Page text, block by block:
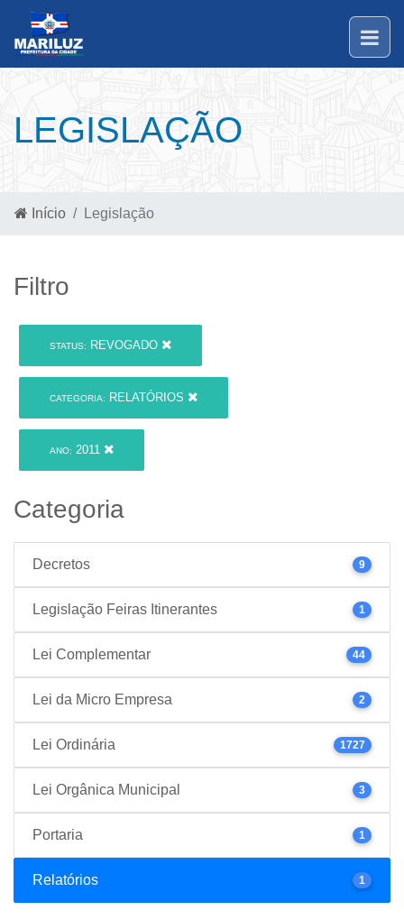
LEGISLAÇÃO
Início Legislação
Filtro
STATUS: REVOGADO
CATEGORIA: RELATÓRIOS
ANO: 2011
Categoria
Decretos 9
Legislação Feiras Itinerantes 1
Lei Complementar 44
Lei da Micro Empresa 2
Lei Ordinária 1727
Lei Orgânica Municipal 3
Portaria 1
Relatórios 1